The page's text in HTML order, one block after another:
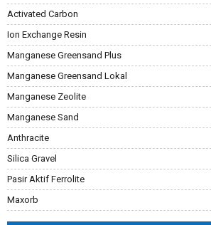
Activated Carbon
Ion Exchange Resin
Manganese Greensand Plus
Manganese Greensand Lokal
Manganese Zeolite
Manganese Sand
Anthracite
Silica Gravel
Pasir Aktif Ferrolite
Maxorb